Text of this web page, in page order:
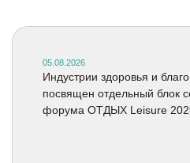
05.08.2026
Индустрии здоровья и
посвящен отдельный блок
форума ОТДЫХ Leisure